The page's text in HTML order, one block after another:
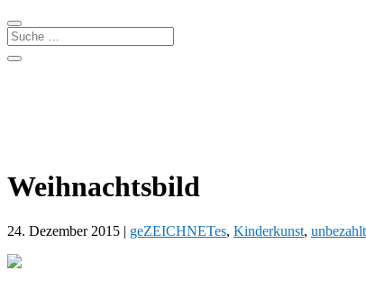
Weihnachtsbild
24. Dezember 2015 | geZEICHNETes, Kinderkunst,